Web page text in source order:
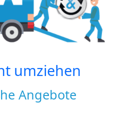
umziehen
Angebote